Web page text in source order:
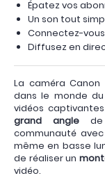
Épatez vos
Un son tout
Connectez-
Diffusez en
La caméra
dans le monde
vidéos
grand angle de
communauté
même en basse
de réaliser un
vidéo.